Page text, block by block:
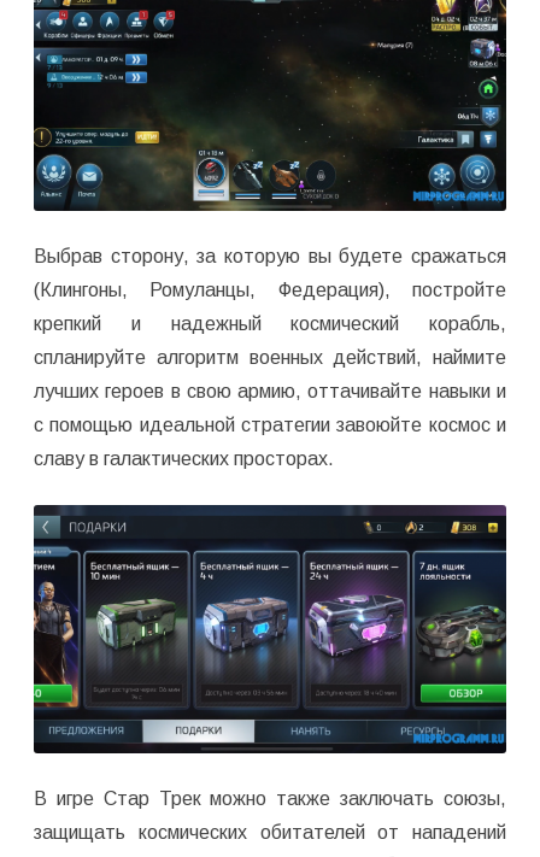
Выбрав сторону, за которую вы будете сражаться
(Клингоны, Ромуланцы, Федерация), постройте
крепкий и надежный космический корабль,
спланируйте алгоритм военных действий, наймите
лучших героев в свою армию, оттачивайте навыки и
с помощью идеальной стратегии завоюйте космос и
славу в галактических просторах.
В игре Стар Трек можно также заключать союзы,
защищать космических обитателей от нападений